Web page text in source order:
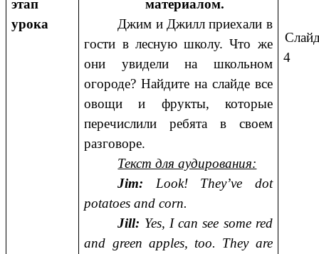
этап
урока
материалом.
Джим и Джилл приехали в
гости в лесную школу. Что же
они увидели на школьном
огороде? Найдите на слайде все
овощи и фрукты, которые
перечислили ребята в своем
разговоре.
Текст для аудирования:
Jim: Look! They’ve dot
potatoes and corn.
Jill: Yes, I can see some red
and green apples, too. They are
4